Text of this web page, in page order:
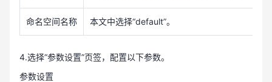
命名空间名称 本文中选择“default”。
4.选择“参数设置”页签，配置以下参数。
参数设置